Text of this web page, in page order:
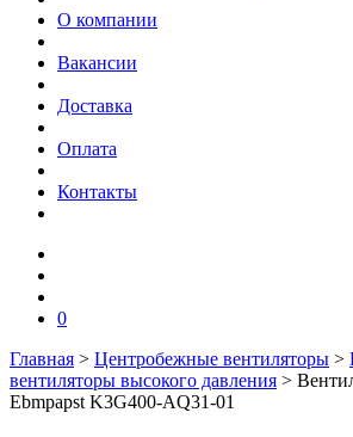
О компании
Вакансии
Доставка
Оплата
Контакты
0
Главная > Центробежные вентиляторы >
вентиляторы высокого давления >
Ebmpapst K3G400-AQ31-01